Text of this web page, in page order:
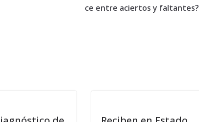
ce entre aciertos y faltantes?